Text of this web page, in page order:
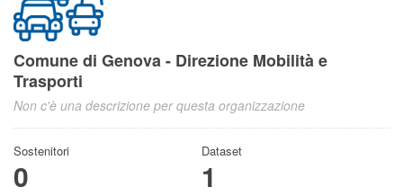
Comune di Genova - Direzione Mobilità e
Trasporti
Non c'è una descrizione per questa organizzazione
Sostenitori
0
Dataset
1